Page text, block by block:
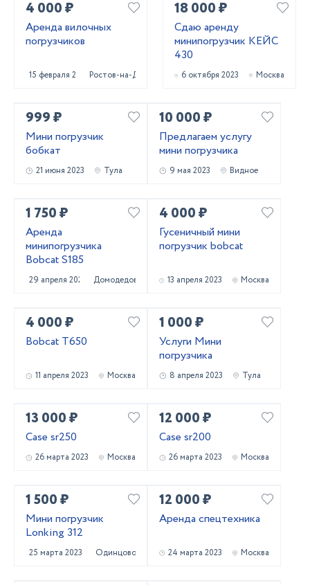
4 000 ₽
Аренда вилочных
погрузчиков
15 февраля 2024Ростов-на-Дону
18 000 ₽
Сдаю аренду
минипогрузчик КЕЙС
430
6 октября 2023 Москва
999 ₽
Мини погрузчик
бобкат
21 июня 2023 Тула
10 000 ₽
Предлагаем услугу
мини погрузчика
9 мая 2023 Видное
1 750 ₽
Аренда
минипогрузчика
Bobcat S185
29 апреля 2023 Домодедово
4 000 ₽
Гусеничный мини
погрузчик bobcat
13 апреля 2023 Москва
4 000 ₽
Bobcat T650
11 апреля 2023 Москва
1 000 ₽
Услуги Мини
погрузчика
8 апреля 2023 Тула
13 000 ₽
Case sr250
26 марта 2023 Москва
12 000 ₽
Case sr200
26 марта 2023 Москва
1 500 ₽
Мини погрузчик
Lonking 312
25 марта 2023 Одинцово
12 000 ₽
Аренда спецтехника
24 марта 2023 Москва